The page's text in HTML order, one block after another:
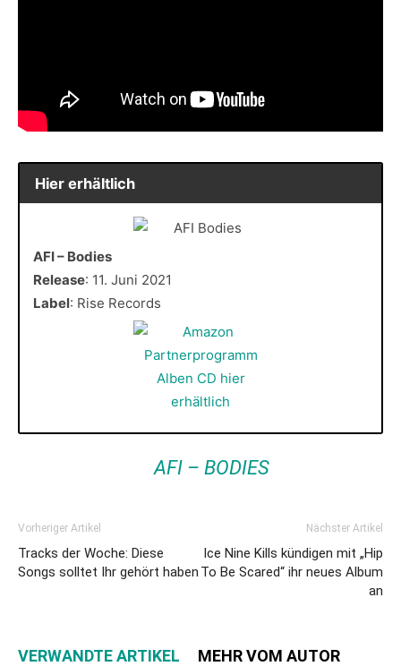
Hier erhältlich
AFI – Bodies
Release: 11. Juni 2021
Label: Rise Records
AFI – BODIES
Vorheriger Artikel
Tracks der Woche: Diese
Songs solltet Ihr gehört haben
Nächster Artikel
Ice Nine Kills kündigen mit „Hip
To Be Scared“ ihr neues Album
an
VERWANDTE ARTIKEL MEHR VOM AUTOR